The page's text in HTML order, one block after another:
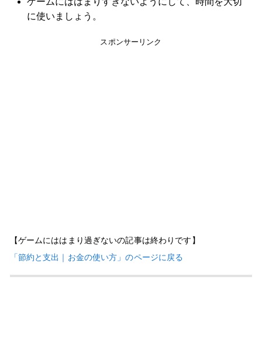
に使いましょう。
スポンサーリンク
【ゲームにははまり過ぎないの記事は終わりです】
「節約と支出｜お金の使い方」のページに戻る